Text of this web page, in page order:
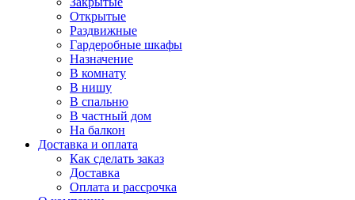
Открытые
Раздвижные
Гардеробные шкафы
Назначение
В комнату
В нишу
В спальню
В частный дом
На балкон
Доставка и оплата
Как сделать заказ
Доставка
Оплата и рассрочка